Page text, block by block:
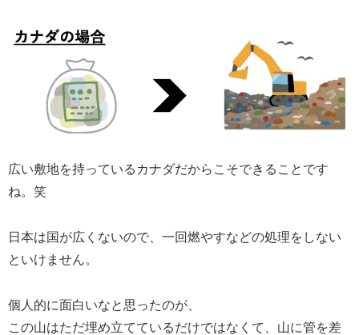
広い敷地を持っているカナダだからこそできることです
ね。笑
日本は国が広くないので、一回燃やすなどの処理をしない
といけません。
個人的に面白いなと思ったのが、
この山はただ埋め立てているだけではなくて、山に管を差